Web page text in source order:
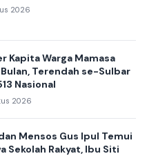
2026
Kapita Warga Mamasa
Bulan, Terendah se-Sulbar
Nasional
2026
Mensos Gus Ipul Temui
Sekolah Rakyat, Ibu Siti